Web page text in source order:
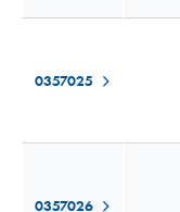
0357025
0357026